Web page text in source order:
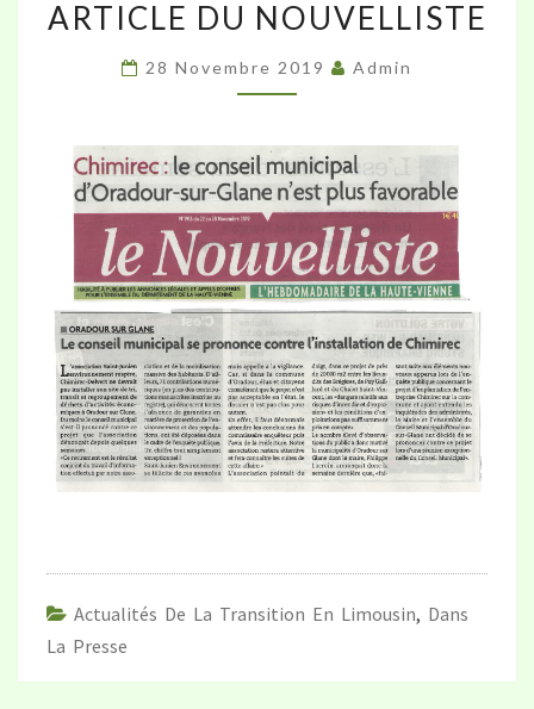
DERNIER
ARTICLE DU NOUVELLISTE
28 Novembre 2019 Admin
Actualités De La Transition En Limousin, Dans
La Presse